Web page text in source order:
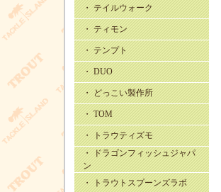
・ テイルウォーク
・ ティモン
・ テンプト
・ DUO
・ どっこい製作所
・ TOM
・ トラウティズモ
・ ドラゴンフィッシュジャパ
ン
・ トラウトスプーンズラボ